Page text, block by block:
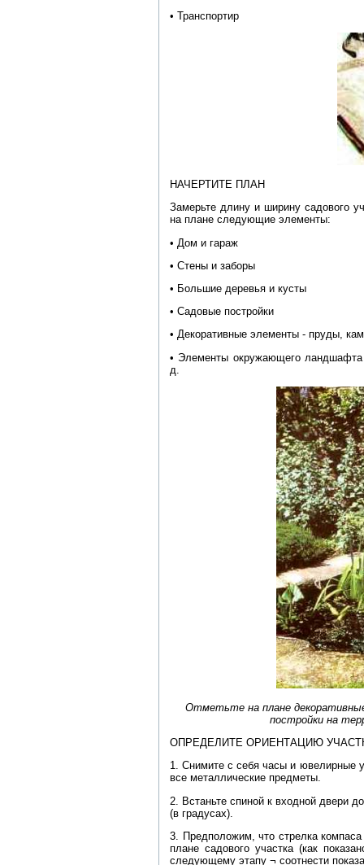
• Транспортир
НАЧЕРТИТЕ ПЛАН
Замерьте длину и ширину садового
на плане следующие элементы:
• Дом и гараж
• Стены и заборы
• Большие деревья и кусты
• Садовые постройки
• Декоративные элементы - пруды,
• Элементы окружающего
д.
Отметьте на плане
постройки на
ОПРЕДЕЛИТЕ ОРИЕНТАЦИЮ
1. Снимите с себя часы и ювелирные
все металлические предметы.
2. Встаньте спиной к входной двери
(в градусах).
3. Предположим, что стрелка
плане садового участка (как
следующему этапу ¬ соотнести